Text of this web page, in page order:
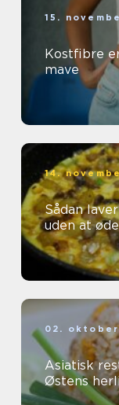
15.
Kostfibre
mave
14.
Sådan
uden at
02.
Asiatisk
Østens